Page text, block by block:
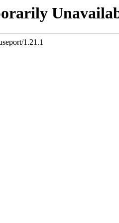
1.21.1